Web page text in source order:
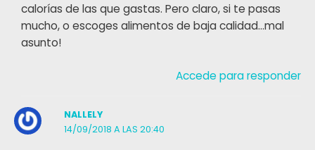
calorías de las que gastas. Pero claro, si te pasas
mucho, o escoges alimentos de baja calidad…mal
asunto!
Accede para responder
NALLELY
14/09/2018 A LAS 20:40